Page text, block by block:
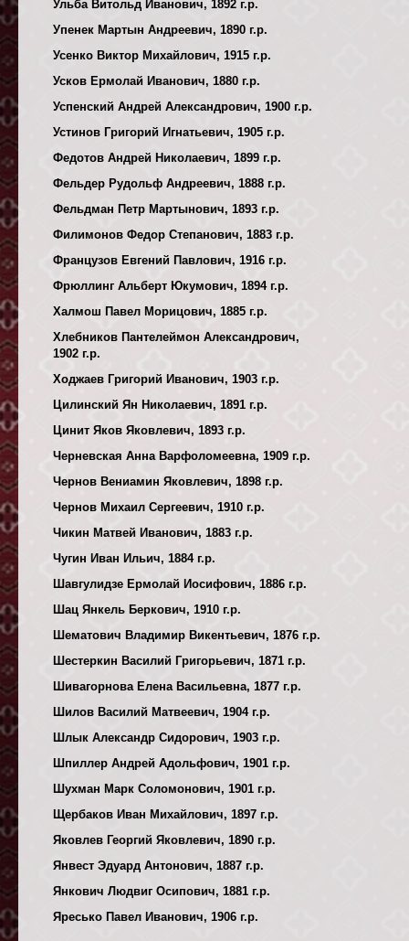
Ульба Витольд Иванович, 1892 г.р.
Упенек Мартын Андреевич, 1890 г.р.
Усенко Виктор Михайлович, 1915 г.р.
Усков Ермолай Иванович, 1880 г.р.
Успенский Андрей Александрович, 1900 г.р.
Устинов Григорий Игнатьевич, 1905 г.р.
Федотов Андрей Николаевич, 1899 г.р.
Фельдер Рудольф Андреевич, 1888 г.р.
Фельдман Петр Мартынович, 1893 г.р.
Филимонов Федор Степанович, 1883 г.р.
Французов Евгений Павлович, 1916 г.р.
Фрюллинг Альберт Юкумович, 1894 г.р.
Халмош Павел Морицович, 1885 г.р.
Хлебников Пантелеймон Александрович,
1902 г.р.
Ходжаев Григорий Иванович, 1903 г.р.
Цилинский Ян Николаевич, 1891 г.р.
Цинит Яков Яковлевич, 1893 г.р.
Черневская Анна Варфоломеевна, 1909 г.р.
Чернов Вениамин Яковлевич, 1898 г.р.
Чернов Михаил Сергеевич, 1910 г.р.
Чикин Матвей Иванович, 1883 г.р.
Чугин Иван Ильич, 1884 г.р.
Шавгулидзе Ермолай Иосифович, 1886 г.р.
Шац Янкель Беркович, 1910 г.р.
Шематович Владимир Викентьевич, 1876 г.р.
Шестеркин Василий Григорьевич, 1871 г.р.
Шивагорнова Елена Васильевна, 1877 г.р.
Шилов Василий Матвеевич, 1904 г.р.
Шлык Александр Сидорович, 1903 г.р.
Шпиллер Андрей Адольфович, 1901 г.р.
Шухман Марк Соломонович, 1901 г.р.
Щербаков Иван Михайлович, 1897 г.р.
Яковлев Георгий Яковлевич, 1890 г.р.
Янвест Эдуард Антонович, 1887 г.р.
Янкович Людвиг Осипович, 1881 г.р.
Яресько Павел Иванович, 1906 г.р.